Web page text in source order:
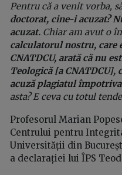
Pentru că a venit vorba,
doctorat, cine-i acuzat?
acuzat. Chiar am avut o
calculatorul nostru, care
CNATDCU, arată că nu
Teologică [a
acuză plagiatul
asta? E ceva cu totul
Profesorul Marian
Centrului pentru
Universității din
a declarației lui ÎPS